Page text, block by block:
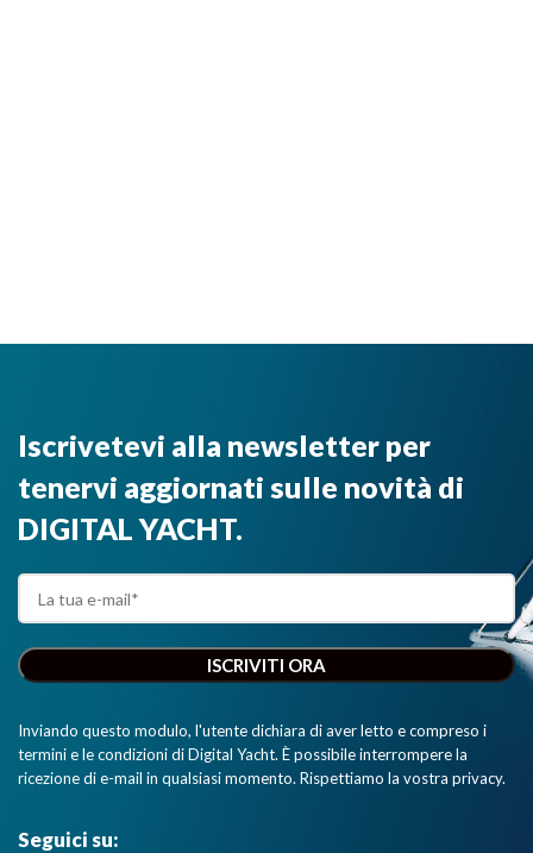
Iscrivetevi alla newsletter per
tenervi aggiornati sulle novità di
DIGITAL YACHT.
Inviando questo modulo, l'utente dichiara di aver letto e compreso i
termini e le condizioni di Digital Yacht. È possibile interrompere la
ricezione di e-mail in qualsiasi momento. Rispettiamo la vostra privacy.
Seguici su: